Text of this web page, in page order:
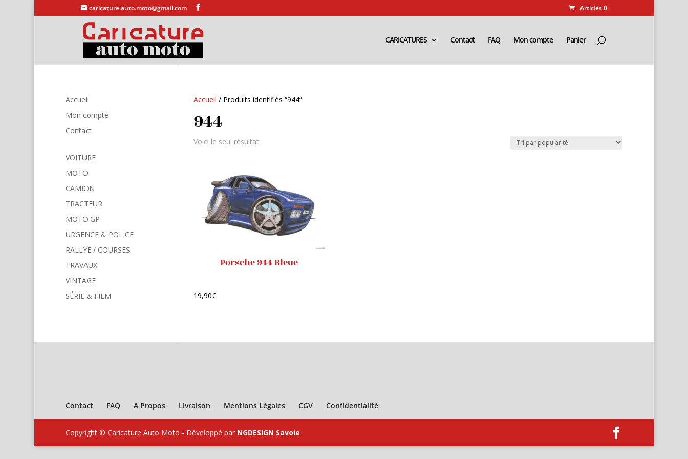
caricature.auto.moto@gmail.com Articles 0
CARICATURES Contact FAQ Mon compte Panier
Accueil / Produits identifiés “944”
944
Voici le seul résultat
Porsche 944 Bleue
19,90€
Accueil
Mon compte
Contact
VOITURE
MOTO
CAMION
TRACTEUR
MOTO GP
URGENCE & POLICE
RALLYE / COURSES
TRAVAUX
VINTAGE
SÉRIE & FILM
Contact FAQ A Propos Livraison Mentions Légales CGV Confidentialité
Copyright © Caricature Auto Moto - Développé par NGDESIGN Savoie